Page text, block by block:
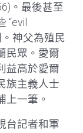
。最後甚至
“evil
神父為殖民
民眾。愛爾
益高於愛爾
族主義人士
上一筆。
台記者和軍